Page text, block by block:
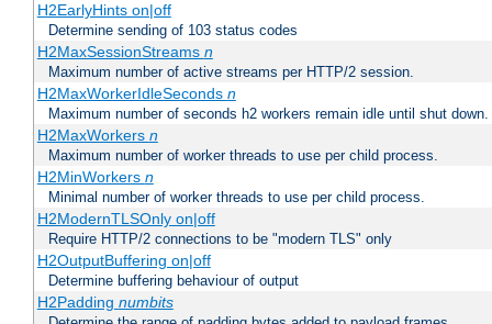
H2EarlyHints on|off
Determine sending of 103 status codes
H2MaxSessionStreams n
Maximum number of active streams per HTTP/2 session.
H2MaxWorkerIdleSeconds n
Maximum number of seconds h2 workers remain idle until shut down.
H2MaxWorkers n
Maximum number of worker threads to use per child process.
H2MinWorkers n
Minimal number of worker threads to use per child process.
H2ModernTLSOnly on|off
Require HTTP/2 connections to be "modern TLS" only
H2OutputBuffering on|off
Determine buffering behaviour of output
H2Padding numbits